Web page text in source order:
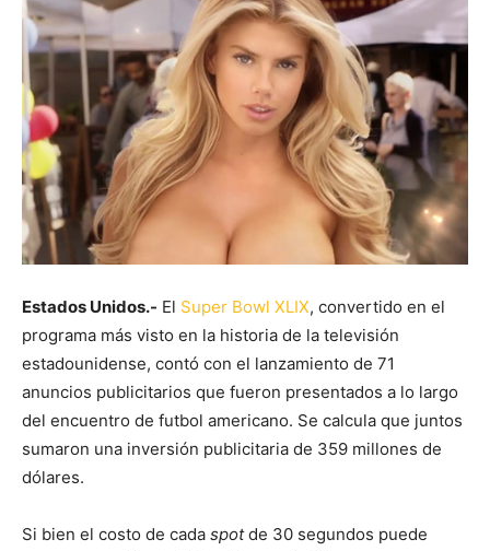
Estados Unidos.- El Super Bowl XLIX, convertido en el
programa más visto en la historia de la televisión
estadounidense, contó con el lanzamiento de 71
anuncios publicitarios que fueron presentados a lo largo
del encuentro de futbol americano. Se calcula que juntos
sumaron una inversión publicitaria de 359 millones de
dólares.
Si bien el costo de cada spotde 30 segundos puede